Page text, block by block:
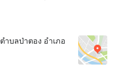
there!
ำบลป่าตอง อำเภอ